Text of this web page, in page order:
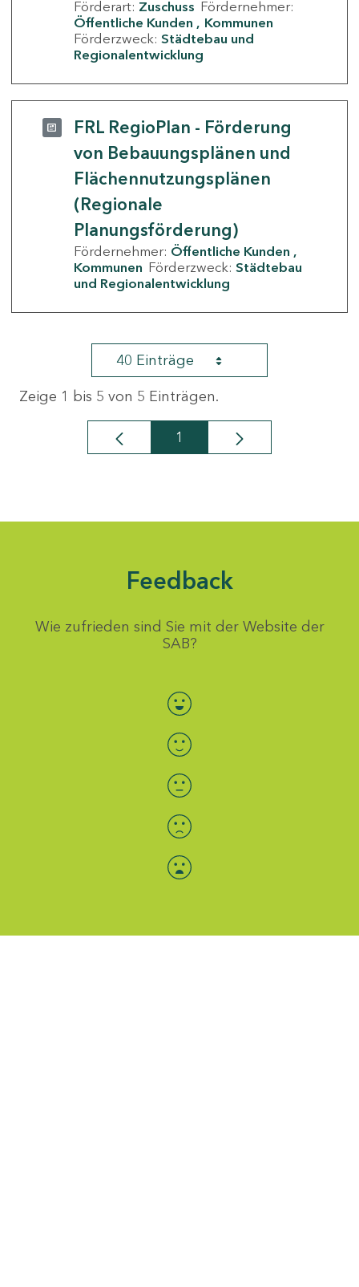
Förderart: Zuschuss Fördernehmer:
Öffentliche Kunden
Kommunen
Förderzweck: Städtebau und
Regionalentwicklung
FRL RegioPlan - Förderung
von Bebauungsplänen und
Flächennutzungsplänen
(Regionale
Planungsförderung)
Fördernehmer: Öffentliche Kunden
Kommunen Förderzweck: Städtebau
und Regionalentwicklung
40 Einträge
Zeige 1 bis 5 von 5 Einträgen.
Seite
1
Feedback
Wie zufrieden sind Sie mit der Website der
SAB?
Bewertung auswählen